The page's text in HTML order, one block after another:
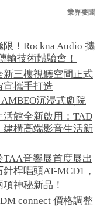
業界要聞
！Rockna Audio 攜
輸技術體驗會！
新三樓視聽空間正式
宣攜手打造
AMBEO沉浸式劇院
活館全新啟用：TAD
建構高端影音生活新
TAA音響展首度展出
桿唱頭AT-MCD1，
項神秘新品！
connect 價格調整